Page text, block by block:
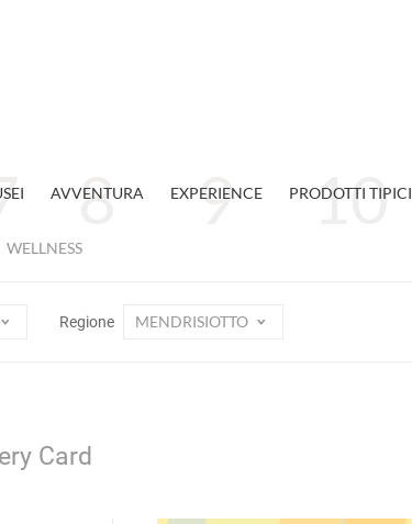
AVVENTURA EXPERIENCE PRODOTTI TIPICI
WELLNESS
Regione MENDRISIOTTO
Card